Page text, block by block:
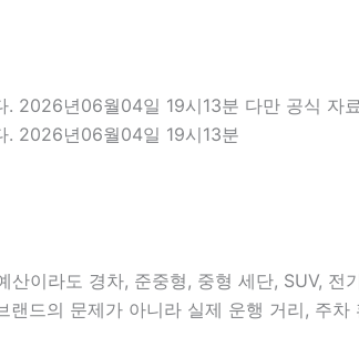
. 2026년06월04일 19시13분 다만 공식 자
. 2026년06월04일 19시13분
이라도 경차, 준중형, 중형 세단, SUV, 전
드의 문제가 아니라 실제 운행 거리, 주차